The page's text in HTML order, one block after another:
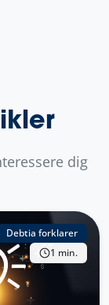
dig
Debtia forklarer
1 min.